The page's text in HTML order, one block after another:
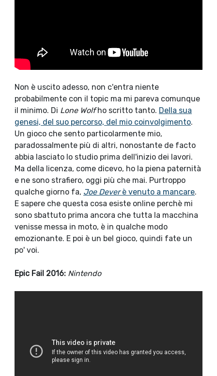
Non è uscito adesso, non c'entra niente
probabilmente con il topic ma mi pareva comunque
il minimo. Di Lone Wolfho scritto tanto. Della sua
genesi, del suo percorso, del mio coinvolgimento.
Un gioco che sento particolarmente mio,
paradossalmente più di altri, nonostante de facto
abbia lasciato lo studio prima dell'inizio dei lavori.
Ma della licenza, come dicevo, ho la piena paternità
e ne sono strafiero, oggi più che mai. Purtroppo
qualche giorno fa, Joe Deverè venuto a mancare.
E sapere che questa cosa esiste online perchè mi
sono sbattuto prima ancora che tutta la macchina
venisse messa in moto, è in qualche modo
emozionante. E poi è un bel gioco, quindi fate un
po' voi.
Epic Fail 2016: Nintendo